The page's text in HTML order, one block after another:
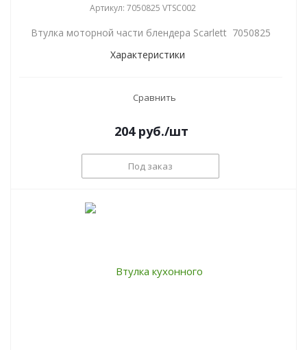
Артикул: 7050825 VTSC002
Втулка моторной части блендера Scarlett 7050825
Характеристики
Сравнить
204руб./шт
Под заказ